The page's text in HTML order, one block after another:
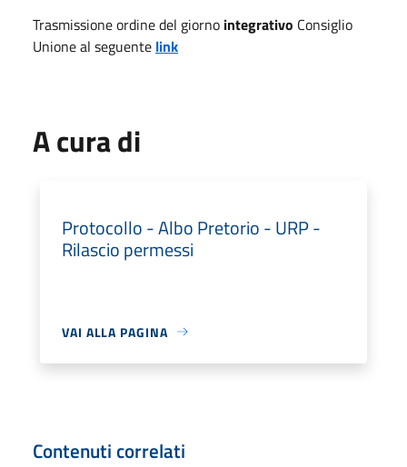
Trasmissione ordine del giorno integrativo Consiglio
Unione al seguente link
A cura di
Protocollo - Albo Pretorio - URP -
Rilascio permessi
VAI ALLA PAGINA
Contenuti correlati